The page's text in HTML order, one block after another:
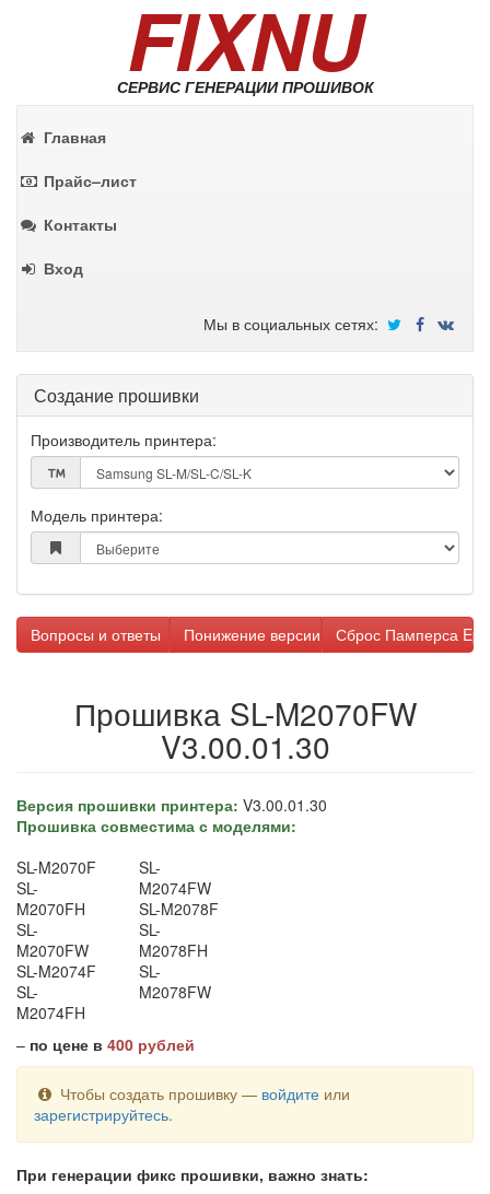
FIXNU
СЕРВИС ГЕНЕРАЦИИ ПРОШИВОК
Главная
Прайс–лист
Контакты
Вход
Мы в социальных сетях:
Создание прошивки
Производитель принтера:
Модель принтера:
Вопросы и ответы Понижение версии прошивкиСброс Памперса
Прошивка SL-M2070FW
V3.00.01.30
Версия прошивки принтера: V3.00.01.30
Прошивка совместима с моделями:
SL-M2070F
SL-
M2070FH
SL-
M2070FW
SL-M2074F
SL-
M2074FH
SL-
M2074FW
SL-M2078F
SL-
M2078FH
SL-
M2078FW
– по цене в 400 рублей
Чтобы создать прошивку — войдитеили
зарегистрируйтесь.
При генерации фикс прошивки, важно знать: